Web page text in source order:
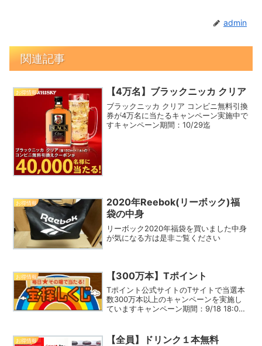
admin
関連記事
お得情報 【4万名】ブラックニッカ クリア
ブラックニッカ クリア コンビニ無料引換
券が4万名に当たるキャンペーン実施中で
すキャンペーン期間：10/29迄
お得情報
2020年Reebok(リーボック)福
袋の中身
リーボック2020年福袋を買いました中身
が気になる方は是非ご覧ください
お得情報 【300万本】Tポイント
Tポイント公式サイトのTサイトで当選本
数300万本以上のキャンペーンを実施し
ていますキャンペーン期間：9/18 18:00
お得情報 【全員】ドリンク１本無料